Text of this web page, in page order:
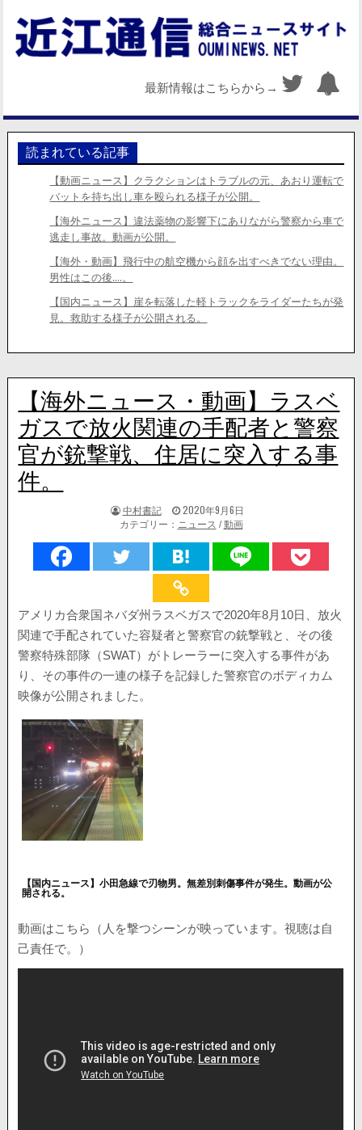
最新情報はこちらから→
読まれている記事
【動画ニュース】クラクションはトラブルの元、あおり運転で
バットを持ち出し車を殴られる様子が公開。
【海外ニュース】違法薬物の影響下にありながら警察から車で
逃走し事故。動画が公開。
【海外・動画】飛行中の航空機から顔を出すべきでない理由。
男性はこの後….。
【国内ニュース】崖を転落した軽トラックをライダーたちが発
見。救助する様子が公開される。
【海外ニュース・動画】ラスベ
ガスで放火関連の手配者と警察
官が銃撃戦、住居に突入する事
件。
著
者:
中村書記
掲
載
日：
2020年9月6日
カテゴリー： ニュース /動画
アメリカ合衆国ネバダ州ラスベガスで2020年8月10日、放火
関連で手配されていた容疑者と警察官の銃撃戦と、その後
警察特殊部隊（SWAT）がトレーラーに突入する事件があ
り、その事件の一連の様子を記録した警察官のボディカム
映像が公開されました。
【国内ニュース】小田急線で刃物男。無差別刺傷事件が発生。動画が公
開される。
動画はこちら（人を撃つシーンが映っています。視聴は自
己責任で。）